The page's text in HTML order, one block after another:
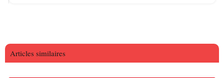
Articles similaires